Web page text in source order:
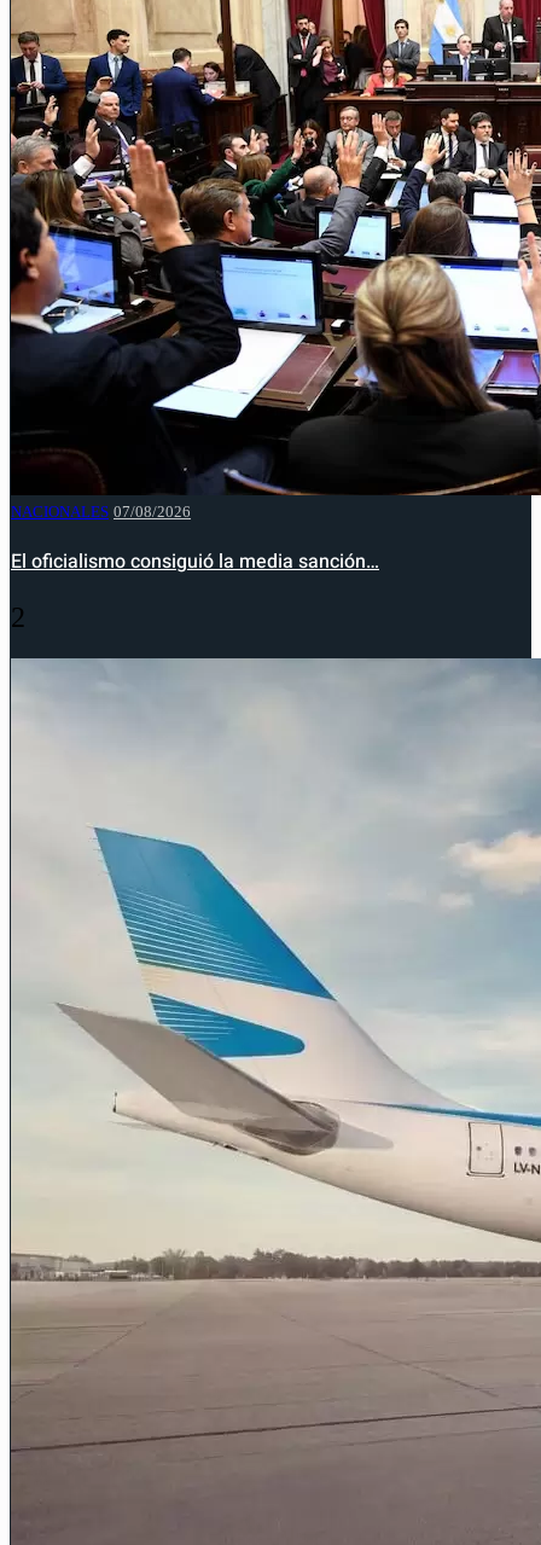
NACIONALES 07/08/2026
El oficialismo consiguió la media sanción…
2